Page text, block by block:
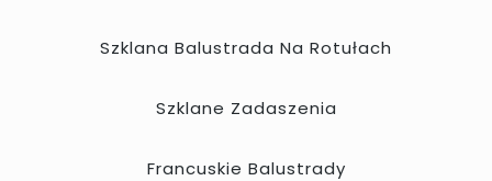
Szklana Balustrada Na Rotułach
Szklane Zadaszenia
Francuskie Balustrady